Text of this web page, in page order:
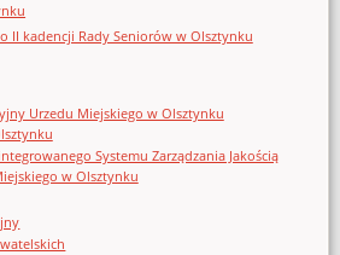
II kadencji Rady Seniorów w Olsztynku
Urzedu Miejskiego w Olsztynku
Systemu Zarządzania Jakością
w Olsztynku